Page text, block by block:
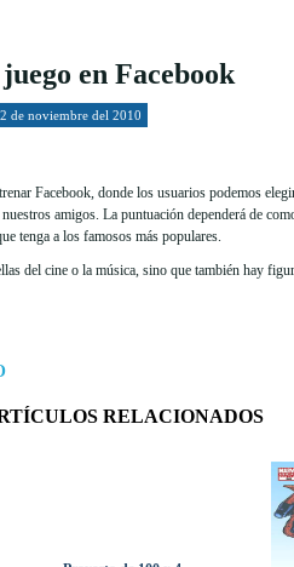
en Facebook
de noviembre del 2010
Facebook, donde los usuarios podemos
amigos. La puntuación dependerá de
tenga a los famosos más populares.
del cine o la música, sino que también hay
RELACIONADOS